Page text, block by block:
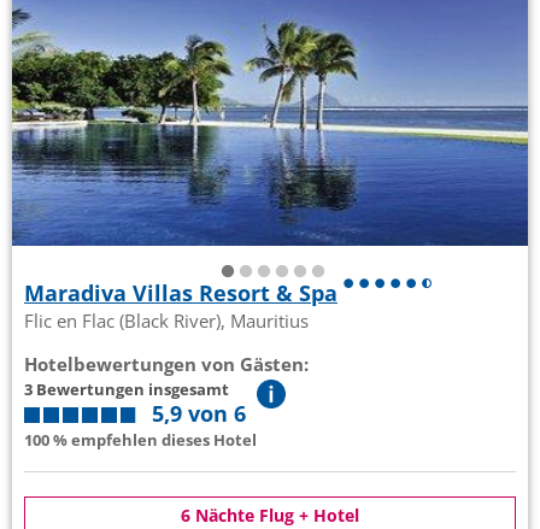
Maradiva Villas Resort & Spa
Flic en Flac (Black River), Mauritius
Hotelbewertungen von Gästen:
3 Bewertungen insgesamt
5,9 von 6
100 % empfehlen dieses Hotel
6 Nächte Flug + Hotel